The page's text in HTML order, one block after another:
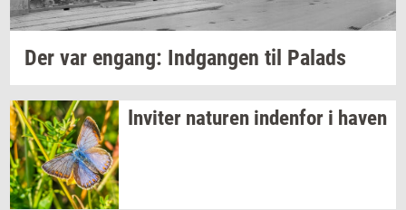
Der var en­gang: Ind­gan­gen til Pa­lads
In­vi­ter na­tu­ren in­den­for i haven